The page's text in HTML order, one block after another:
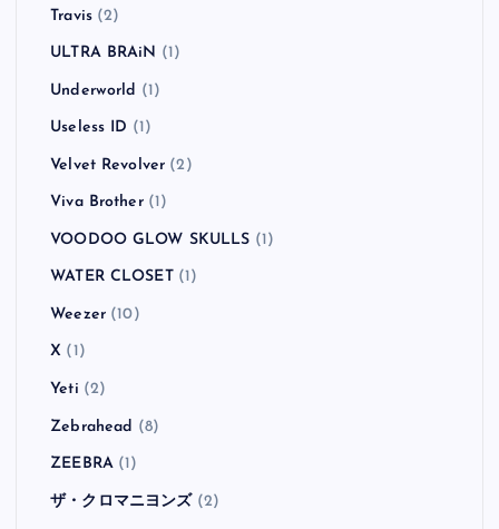
Travis(2)
ULTRA BRAiN (1)
Underworld (1)
Useless ID (1)
Velvet Revolver (2)
Viva Brother(1)
VOODOO GLOW SKULLS (1)
WATER CLOSET(1)
Weezer(10)
X (1)
Yeti (2)
Zebrahead (8)
ZEEBRA(1)
ザ・クロマニヨンズ(2)